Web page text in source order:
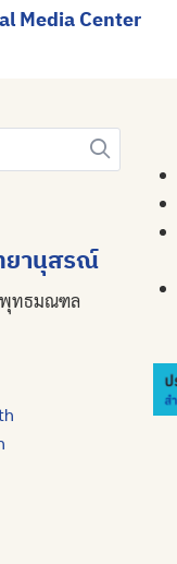
Media Center
ยานุสรณ์
พุทธมณฑล